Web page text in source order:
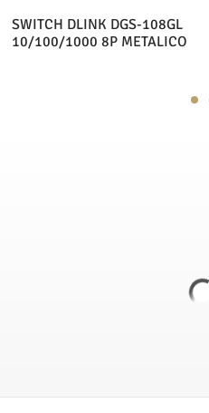
SWITCH DLINK DGS-108GL
10/100/1000 8P METALICO